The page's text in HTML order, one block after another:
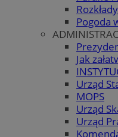
Pogoda
Jak
Urząd
MOPS
Urząd
Urząd